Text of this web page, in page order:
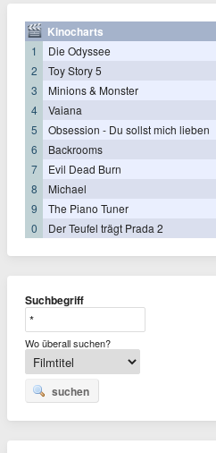
Kinocharts
1 Die Odyssee
2
Toy Story 5
3
Minions & Monster
4
Vaiana
5
Obsession - Du sollst mich lieben
6
Backrooms
7
Evil Dead Burn
8
Michael
9
The Piano Tuner
0
Der Teufel trägt Prada 2
Suchbegriff
Wo überall suchen?
suchen